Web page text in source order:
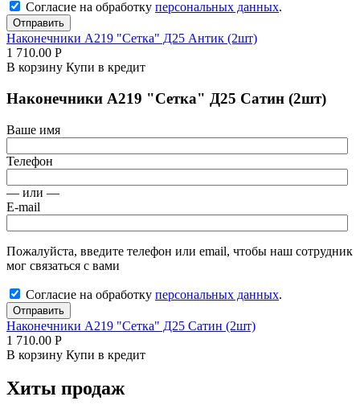
Согласие на обработку персональных данных.
Отправить
Наконечники А219 "Сетка" Д25 Антик (2шт)
1 710.00 Р
В корзину Купи в кредит
Наконечники А219 "Сетка" Д25 Сатин (2шт)
Ваше имя
Телефон
— или —
E-mail
Пожалуйста, введите телефон или email, чтобы наш сотрудник
мог связаться с вами
Согласие на обработку персональных данных.
Отправить
Наконечники А219 "Сетка" Д25 Сатин (2шт)
1 710.00 Р
В корзину Купи в кредит
Хиты продаж